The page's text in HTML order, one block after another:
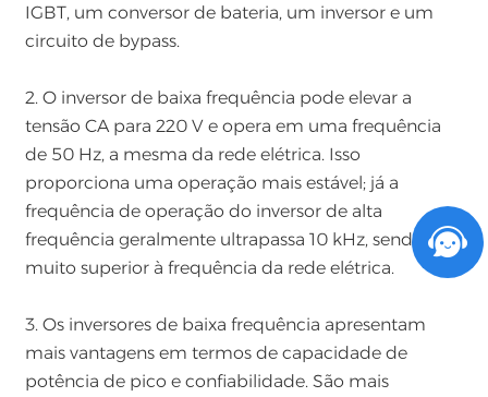
IGBT, um conversor de bateria, um inversor e um
circuito de bypass.
2. O inversor de baixa frequência pode elevar a
tensão CA para 220 V e opera em uma frequência
de 50 Hz, a mesma da rede elétrica. Isso
proporciona uma operação mais estável; já a
frequência de operação do inversor de alta
frequência geralmente ultrapassa 10 kHz, sendo
muito superior à frequência da rede elétrica.
3. Os inversores de baixa frequência apresentam
mais vantagens em termos de capacidade de
potência de pico e confiabilidade. São mais